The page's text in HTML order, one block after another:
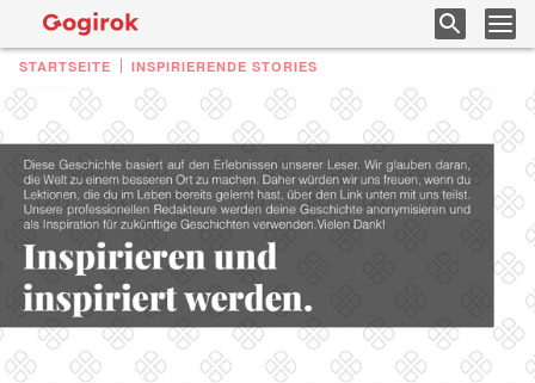
STARTSEITE INSPIRIERENDE STORIES